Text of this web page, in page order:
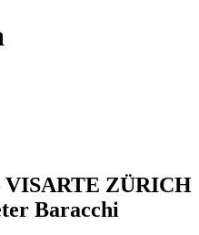
VISARTE ZÜRICH
Baracchi